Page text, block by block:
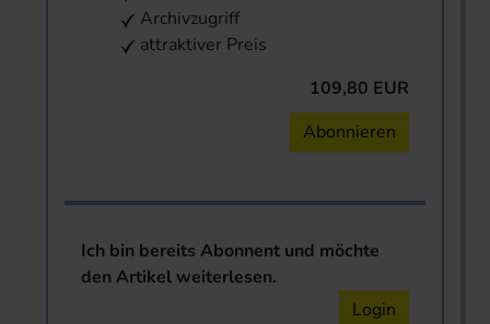
Archivzugriff
attraktiver Preis
109,80 EUR
Abonnieren
Ich bin bereits Abonnent und möchte
den Artikel weiterlesen.
Login